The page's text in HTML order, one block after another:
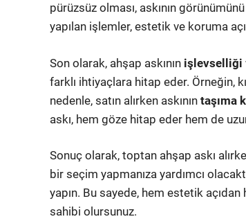
pürüzsüz olması, askının
yapılan işlemler, estetik ve koruma
Son olarak, ahşap askının işlevselliği
farklı ihtiyaçlara hitap eder. Örneğin,
nedenle, satın alırken askının taşıma
askı, hem göze hitap eder hem de
Sonuç olarak, toptan ahşap askı
bir seçim yapmanıza yardımcı
yapın. Bu sayede, hem estetik
sahibi olursunuz.